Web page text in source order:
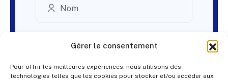
Gérer le consentement
Pour offrir les meilleures expériences, nous utilisons des
technologies telles que les cookies pour stocker et/ou accéder aux